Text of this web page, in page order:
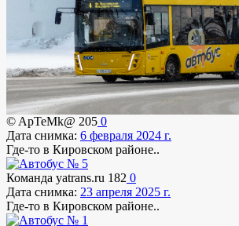
© ApTeMk@ 205 0
Дата снимка: 6 февраля 2024 г.
Где-то в Кировском районе..
Команда yatrans.ru 182 0
Дата снимка: 23 апреля 2025 г.
Где-то в Кировском районе..